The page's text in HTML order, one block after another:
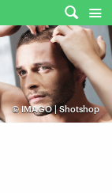
©IMAGO | Shotshop